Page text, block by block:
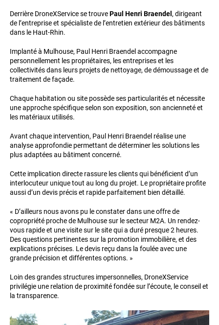
Derrière DroneXService se trouvePaul Henri Braendel , dirigeant
de l’entreprise et spécialiste de l’entretien extérieur des bâtiments
dans le Haut-Rhin.
Implanté à Mulhouse, Paul Henri Braendel accompagne
personnellement les propriétaires, les entreprises et les
collectivités dans leurs projets de nettoyage, de démoussage et de
traitement de façade.
Chaque habitation ou site possède ses particularités et nécessite
une approche spécifique selon son exposition, son ancienneté et
les matériaux utilisés.
Avant chaque intervention, Paul Henri Braendel réalise une
analyse approfondie permettant de déterminer les solutions les
plus adaptées au bâtiment concerné.
Cette implication directe rassure les clients qui bénéficient d’un
interlocuteur unique tout au long du projet. Le propriétaire profite
aussi d’un devis précis et rapide parfaitement bien détaillé.
« D’ailleurs nous avons pu le constater dans une offre de
copropriété proche de Mulhouse sur le secteur M2A. Un rendez-
vous rapide et une visite sur le site qui a duré presque 2 heures.
Des questions pertinentes sur la promotion immobilière, et des
explications précises. Le devis reçu dans la foulée avec une
grande précision et différentes options. »
Loin des grandes structures impersonnelles, DroneXService
privilégie une relation de proximité fondée sur l’écoute, le conseil et
la transparence.